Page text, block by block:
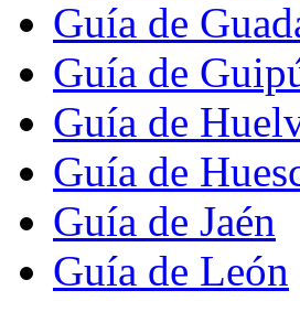
Guía de
Guía de
Guía de
Guía de
Guía de Jaén
Guía de León